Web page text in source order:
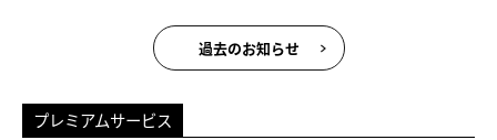
過去のお知らせ
プレミアムサービス